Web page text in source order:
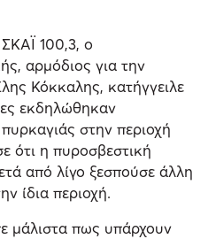
100,3, ο
αρμόδιος για την
Κόκκαλης, κατήγγειλε
εκδηλώθηκαν
στην περιοχή
ότι η πυροσβεστική
από λίγο ξεσπούσε άλλη
ίδια περιοχή.
μάλιστα πως υπάρχουν